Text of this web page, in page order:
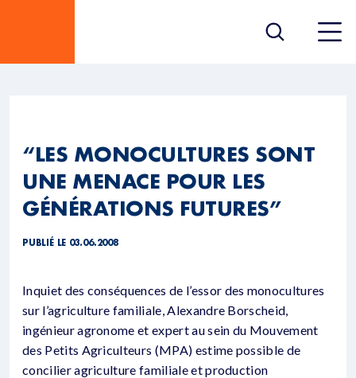
“LES MONOCULTURES SONT
UNE MENACE POUR LES
GÉNÉRATIONS FUTURES”
PUBLIÉ LE 03.06.2008
Inquiet des conséquences de l’essor des monocultures
sur l’agriculture familiale, Alexandre Borscheid,
ingénieur agronome et expert au sein du Mouvement
des Petits Agriculteurs (MPA) estime possible de
concilier agriculture familiale et production